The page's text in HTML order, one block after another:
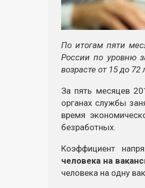
По итогам пяти
России по уровню
возрасте от 15 до
За пять месяцев
органах службы
время
безработных.
Коэффициент
человека на
человека на одну